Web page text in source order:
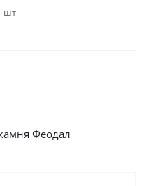
шт
Феодал